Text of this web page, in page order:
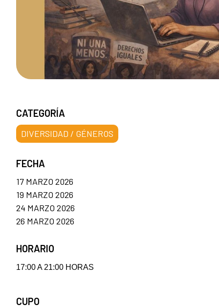
CATEGORÍA
DIVERSIDAD / GÉNEROS
FECHA
17 MARZO 2026
19 MARZO 2026
24 MARZO 2026
26 MARZO 2026
HORARIO
17:00 A 21:00 HORAS
CUPO